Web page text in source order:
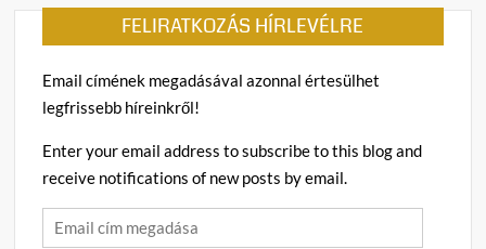
FELIRATKOZÁS HÍRLEVÉLRE
Email címének megadásával azonnal értesülhet
legfrissebb híreinkről!
Enter your email address to subscribe to this blog and
receive notifications of new posts by email.
Email